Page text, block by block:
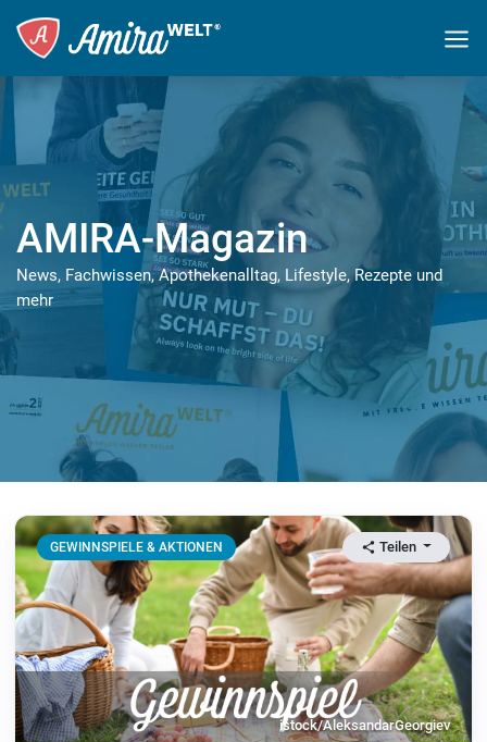
AMIRA-Magazin
News, Fachwissen, Apothekenalltag, Lifestyle, Rezepte und
mehr
istock/AleksandarGeorgiev
GEWINNSPIELE & AKTIONEN Teilen